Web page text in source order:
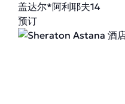
盖达尔*阿利耶夫14
预订